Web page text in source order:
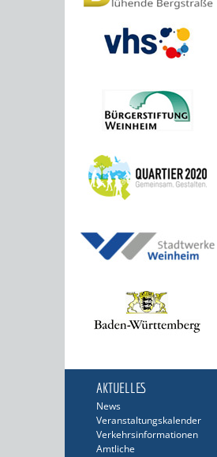
AKTUELLES
News
Veranstaltungskalender
Verkehrsinformationen
Amtliche